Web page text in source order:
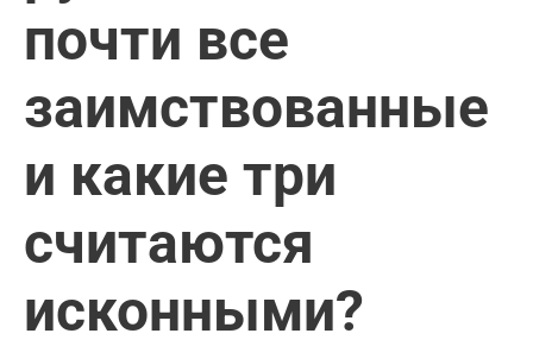
почти все
заимствованные
и какие три
считаются
исконными?